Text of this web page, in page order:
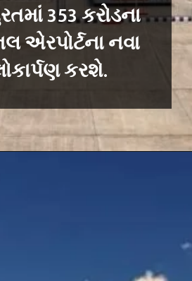
353 કરોડના
એરપોર્ટના નવા
કરશે.